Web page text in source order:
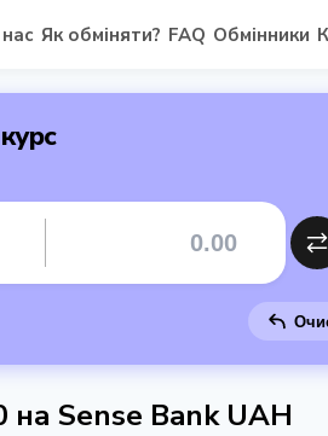
Як обміняти? FAQ Обмінники
на Sense Bank UAH